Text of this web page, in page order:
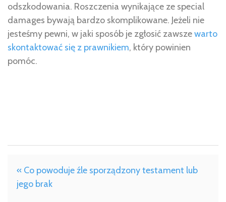
odszkodowania. Roszczenia wynikające ze special
damages bywają bardzo skomplikowane. Jeżeli nie
jesteśmy pewni, w jaki sposób je zgłosić zawszewarto
skontaktować się z prawnikiem, który powinien
pomóc.
« Co powoduje źle sporządzony testament lub
jego brak